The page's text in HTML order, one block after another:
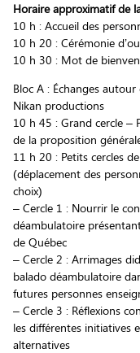
Horaire approximatif de
10 h : Accueil des
10 h 20 : Cérémonie
10 h 30 : Mot de
Bloc A : Échanges
Nikan productions
10 h 45 : Grand cercle –
de la proposition
11 h 20 : Petits cercles
(déplacement des
choix)
– Cercle 1 : Nourrir le
déambulatoire
de Québec
– Cercle 2 : Arrimages
balado déambulatoire
futures personnes
– Cercle 3 : Réflexions
les différentes initiatives
alternatives